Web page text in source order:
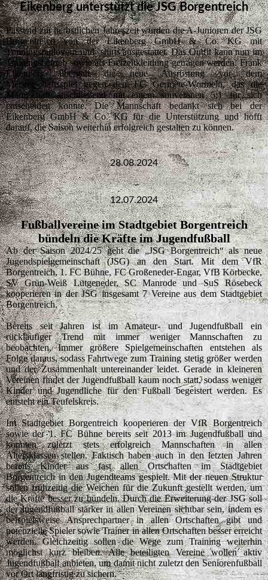
Eikenberg unterstützt die JSG Borgentreich
Passend zur herbstlichen Jahreszeit wurden die A-Junioren der JSG
Borgentreich von der Eikenberg GmbH & Co. KG mit
Trainingspullovern und -shirts ausgestattet. Das Outfit kann nun im
Trainingsbetrieb sowie als Freizeitkleidung getragen werden. Frank
Eikenberg übergab die neue Ausrüstung vor dem
Meisterschaftsspiel gegen den FC Germete-Wormeln, das die
Mannschaft anschließend mit einem souveränen 5:1 für sich
entscheiden konnte. Die Mannschaft bedankt sich bei der
Eikenberg GmbH & Co. KG für die Unterstützung und hofft
darauf, die Saison weiterhin erfolgreich gestalten zu können.
28.08.2024
12.07.2024
Fußballvereine im Stadtgebiet Borgentreich
bündeln die Kräfte im Jugendfußball
Ab der Saison 2024/25 geht die „JSG Borgentreich“ als neue
Jugendspielgemeinschaft (JSG) an den Start. Mit dem VfR
Borgentreich, 1. FC Bühne, FC Großeneder-Engar, VfB Körbecke,
SV Grün-Weiß Lütgeneder, SC Manrode und SuS Rösebeck
kooperieren in der JSG insgesamt 7 Vereine aus dem Stadtgebiet
Borgentreich.
Bereits seit Jahren ist im Amateur- und Jugendfußball ein
rückläufiger Trend mit immer weniger Mannschaften zu
beobachten. Immer größere Spielgemeinschaften entstehen als
Folge daraus, sodass Fahrtwege zum Training stetig größer werden
und der Zusammenhalt untereinander leidet. Gerade in kleineren
Vereinen findet der Jugendfußball kaum noch statt, sodass weniger
Kinder und Jugendliche für den Fußball begeistert werden. Es
entsteht ein Teufelskreis.
Im Stadtgebiet Borgentreich kooperieren der VfR Borgentreich
sowie der 1. FC Bühne bereits seit 2013 im Jugendfußball und
konnten zuletzt stets erfolgreich Mannschaften in allen
Altersklassen stellen. Faktisch haben auch in den letzten Jahren
bereits Kinder aus fast allen Ortschaften im Stadtgebiet
Borgentreich in den Jugendteams gespielt. Mit der neuen Struktur
sollen frühzeitig die Weichen für die Zukunft gestellt werden, um
die Kräfte besser zu bündeln. Durch die Erweiterung der JSG soll
der Jugendfußball stärker in allen Vereinen sichtbar sein, indem es
beispielsweise Ansprechpartner in allen Ortschaften gibt und
potenzielle Spieler sowie Trainer in allen Ortschaften besser erreicht
werden. Gleichzeitig sollen die Wege zum Training weiterhin
möglichst kurz bleiben. Alle beteiligten Vereine wollen aktiv
Jugendfußball anbieten, um damit nicht zuletzt den Seniorenfußball
vor Ort langfristig zu sichern.